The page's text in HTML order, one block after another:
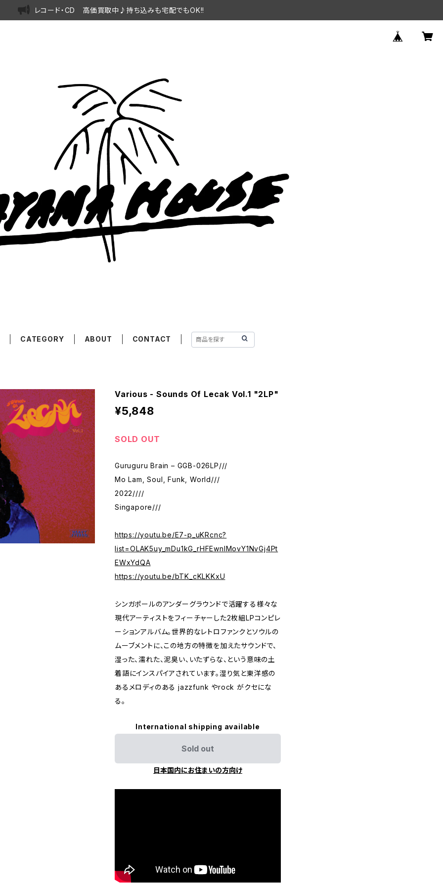
レコード・CD 高価買取中♪持ち込みも宅配でもOK!!
CATEGORY ABOUT CONTACT
Various - Sounds Of Lecak Vol.1 "2LP"
¥5,848
SOLD OUT
Guruguru Brain – GGB-026LP///
Mo Lam, Soul, Funk, World///
2022////
Singapore///
https://youtu.be/E7-p_uKRcnc?
list=OLAK5uy_mDu1kG_rHFEwnIMovY1NvGj4Pt
EWxYdQA
https://youtu.be/bTK_cKLKKxU
シンガポールのアンダーグラウンドで活躍する様々な
現代アーティストをフィーチャーした2枚組LPコンピレ
ーションアルバム。世界的なレトロファンクとソウルの
ムーブメントに、この地方の特徴を加えたサウンドで、
湿った、濡れた、泥臭い、いたずらな、という意味の土
着語にインスパイアされています。湿り気と東洋感の
あるメロディのある jazzfunk やrock がクセにな
る。
International shipping available
Sold out
日本国内にお住まいの方向け